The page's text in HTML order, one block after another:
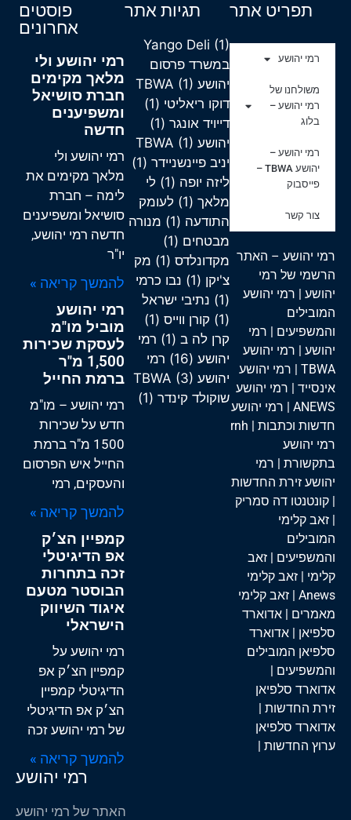
תפריט אתר
רמי יהושע
משולחנו של
רמי יהושע –
בלוג
רמי יהושע –
יהושע TBWA –
פייסבוק
צור קשר
רמי יהושע – האתר
הרשמי של רמי
יהושע | רמי יהושע
המובילים
והמשפיעים | רמי
יהושע | רמי יהושע
TBWA
| רמי יהושע
אינסייד | רמי יהושע
ANEWS
| רמי יהושע
חדשות וכתבות
| rnh
רמי יהושע
בתקשורת | רמי
יהושע זירת החדשות
| קונטנטו דה סמריק
| זאב קלימי
המובילים
והמשפיעים | זאב
קלימי | זאב קלימי
Anews
| זאב קלימי
מאמרים | אדוארד
סלפיאן | אדוארד
סלפיאן המובילים
והמשפיעים |
אדוארד סלפיאן
זירת החדשות |
אדוארד סלפיאן
ערוץ החדשות |
תגיות אתר
Yango Deli (1)
במשרד פרסום
יהושע TBWA (1)
דוקו ריאליטי (1)
דייויד אונגר(1)
יהושע TBWA (1)
יניב פיינשניידר(1)
ליזה יופה (1)
לי
מלאך(1)
לעומק
התודעה (1)
מנורה
מבטחים (1)
מקדונלדס(1)
מק
צ'יקן (1)
נבו כרמי
(1)
נתיבי ישראל
(1)
קורן ווייס(1)
קרן לה ב(1)
רמי
יהושע(16)
רמי
יהושע TBWA (3)
שוקולד קינדר(1)
פוסטים
אחרונים
רמי יהושע ולי
מלאך מקימים
חברת סושיאל
ומשפיענים
חדשה
רמי יהושע ולי
מלאך מקימים את
לימה – חברת
סושיאל ומשפיענים
חדשה רמי יהושע,
יו"ר
להמשך קריאה »
רמי יהושע
מוביל מו"מ
לעסקת שכירות
1,500 מ"ר
ברמת החייל
רמי יהושע – מו"מ
חדש על שכירות
1500 מ"ר ברמת
החייל איש הפרסום
והעסקים, רמי
להמשך קריאה »
קמפיין הצ׳ק
אפ הדיגיטלי
זכה בתחרות
הבוסטר מטעם
איגוד השיווק
הישראלי
רמי יהושע על
קמפיין הצ׳ק אפ
הדיגיטלי קמפיין
הצ׳ק אפ הדיגיטלי
של רמי יהושע זכה
להמשך קריאה »
רמי יהושע
האתר של רמי יהושע